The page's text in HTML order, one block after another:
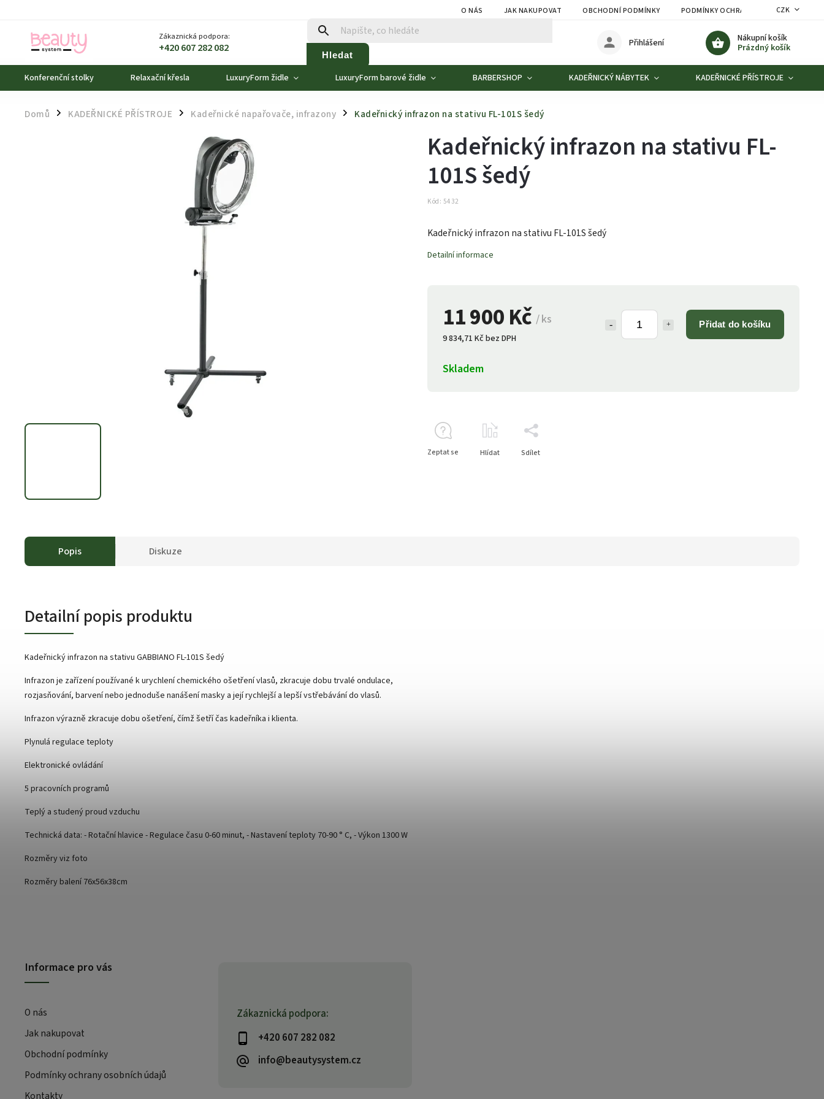
O NÁS JAK NAKUPOVAT OBCHODNÍ PODMÍNKY PODMÍNKY OCHRANY OSOBNÍCH ÚDAJŮ
CZK
Zákaznická podpora:
+420 607 282 082 Hledat
Nákupní košík
Prázdný košík
Přihlášení
Konferenční stolky Relaxační křesla LuxuryForm židle LuxuryForm barové židle BARBERSHOP KADEŘNICKÝ NÁBYTEK KADEŘNICKÉ PŘÍSTROJE
Domů / KADEŘNICKÉ PŘÍSTROJE / Kadeřnické napařovače, infrazony / Kadeřnický infrazon na stativu FL-101S šedý
11 900 Kč / ks
9 834,71 Kč bez DPH
Přidat do košíku
Skladem
Kadeřnický infrazon na stativu FL-
101S šedý
Kód: 5432
Kadeřnický infrazon na stativu FL-101S šedý
Detailní informace
Zeptat se Hlídat Sdílet
Popis Diskuze
Detailní popis produktu
Kadeřnický infrazon na stativu GABBIANO FL-101S šedý
Infrazon je zařízení používané k urychlení chemického ošetření vlasů, zkracuje dobu trvalé ondulace,
rozjasňování, barvení nebo jednoduše nanášení masky a její rychlejší a lepší vstřebávání do vlasů.
Infrazon výrazně zkracuje dobu ošetření, čímž šetří čas kadeřníka i klienta.
Plynulá regulace teploty
Elektronické ovládání
5 pracovních programů
Teplý a studený proud vzduchu
Technická data: - Rotační hlavice - Regulace času 0-60 minut, - Nastavení teploty 70-90 ° C, - Výkon 1300 W
Rozměry viz foto
Rozměry balení 76x56x38cm
Zákaznická podpora:
+420 607 282 082
info@beautysystem.cz
Informace pro vás
O nás
Jak nakupovat
Obchodní podmínky
Podmínky ochrany osobních údajů
Kontakty